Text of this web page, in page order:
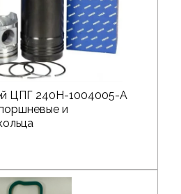
ЦПГ 240Н-1004005-А
и